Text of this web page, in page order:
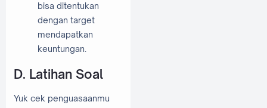
bisa ditentukan
dengan target
mendapatkan
keuntungan.
D. Latihan Soal
Yuk cek penguasaanmu